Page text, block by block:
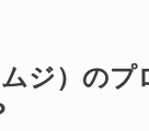
ジ）の